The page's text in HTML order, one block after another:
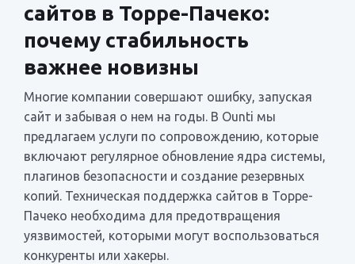
сайтов в Торре-Пачеко:
почему стабильность
важнее новизны
Многие компании совершают ошибку, запуская
сайт и забывая о нем на годы. В Ounti мы
предлагаем услуги по сопровождению, которые
включают регулярное обновление ядра системы,
плагинов безопасности и создание резервных
копий. Техническая поддержка сайтов в Торре-
Пачеко необходима для предотвращения
уязвимостей, которыми могут воспользоваться
конкуренты или хакеры.